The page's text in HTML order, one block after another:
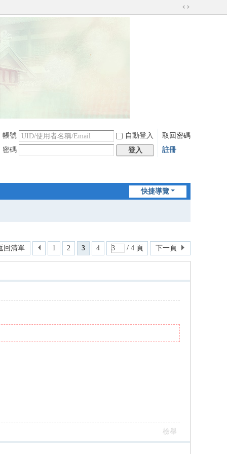
切
帳號 自動登入
取回密碼
密碼
登入 註冊
快捷導覽
1 2 3 4 / 4 頁 下一頁
回清單
檢舉